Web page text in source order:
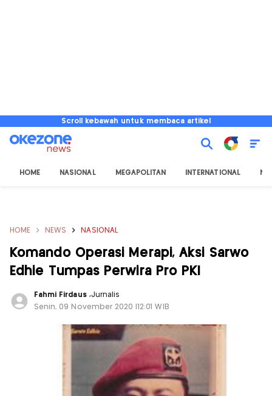
Scroll kebawah untuk membaca artikel
HOME NASIONAL MEGAPOLITAN INTERNATIONAL
HOME NEWS NASIONAL
Komando Operasi Merapi, Aksi Sarwo
Edhie Tumpas Perwira Pro PKI
Fahmi Firdaus ,Jurnalis
Senin, 09 November 2020 |12:01 WIB